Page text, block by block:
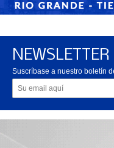
NEWSLETTER
Suscríbase a nuestro boletín